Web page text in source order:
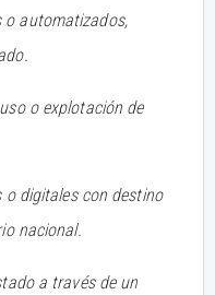
o automatizados,
o explotación de
o digitales con destino
nacional.
a través de un